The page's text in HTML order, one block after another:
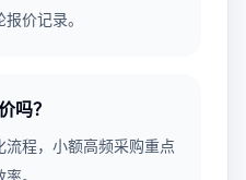
价记录。
吗？
程，小额高频采购重点
。